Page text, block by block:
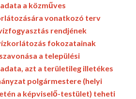
a közműves
vonatkozó terv
rendjének
fokozatainak
a települési
azt a területileg illetékes
polgármestere (helyi
a képviselő-testület) teheti